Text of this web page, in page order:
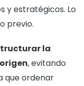
y estratégicos. Lo
previo.
la
, evitando
que ordenar